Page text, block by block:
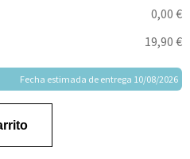
0,00 €
19,90 €
Fecha estimada de entrega 10/08/2026